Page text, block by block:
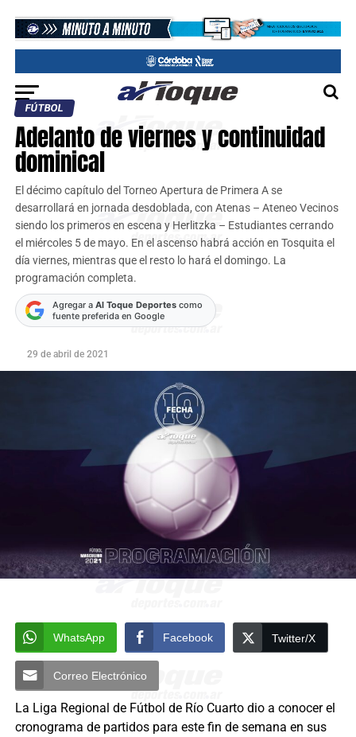
FÚTBOL
Adelanto de viernes y continuidad
dominical
El décimo capítulo del Torneo Apertura de Primera A se
desarrollará en jornada desdoblada, con Atenas – Ateneo Vecinos
siendo los primeros en escena y Herlitzka – Estudiantes cerrando
el miércoles 5 de mayo. En el ascenso habrá acción en Tosquita el
día viernes, mientras que el resto lo hará el domingo. La
programación completa.
Agregar a Al Toque Deportescomo
fuente preferida en Google
29 de abril de 2021
WhatsApp Facebook Twitter/X
Correo Electrónico
La Liga Regional de Fútbol de Río Cuarto dio a conocer el
cronograma de partidos para este fin de semana en sus